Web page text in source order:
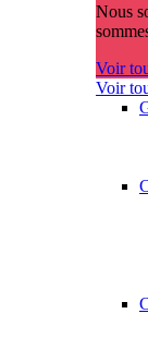
Nous
Voir
Voir